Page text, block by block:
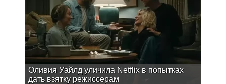
Оливия Уайлд уличила Netflix в попытках
дать взятку режиссерам